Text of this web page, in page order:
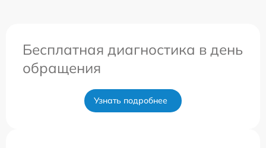
Бесплатная диагностика в день
обращения
Узнать подробнее